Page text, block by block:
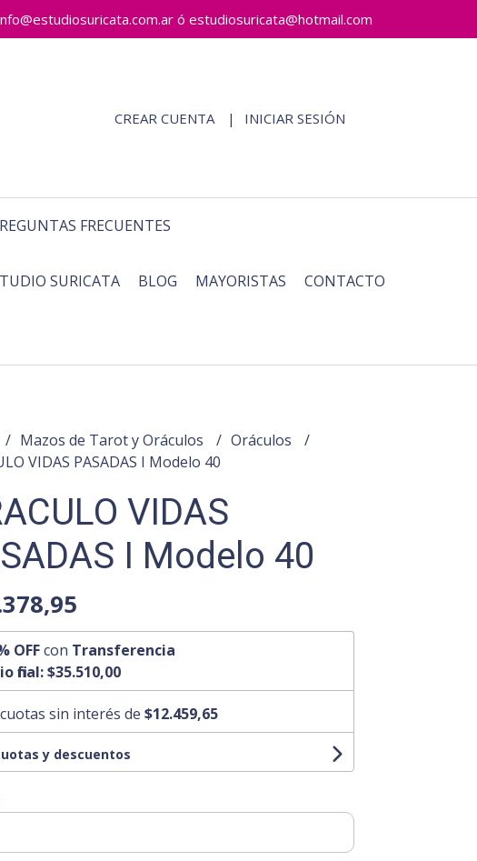
ó estudiosuricata@hotmail.com
CREAR CUENTA INICIAR SESIÓN
FRECUENTES
SURICATA BLOG MAYORISTAS CONTACTO
Mazos de Tarot y Oráculos
Oráculos
VIDAS PASADAS I Modelo 40
VIDAS
I Modelo 40
OFFcon Transferencia
final:$35.510,00
sin interés de $12.459,65
y descuentos